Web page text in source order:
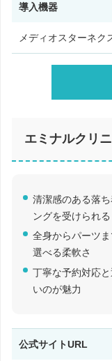
導入機器
メディオスターネク
エミナルクリ
清潔感のある落
ングを受けられる
全身からパーツ
選べる柔軟さ
丁寧な予約対応
いのが魅力
公式サイトURL